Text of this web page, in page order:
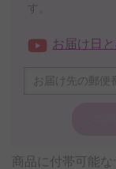
す。
お届け日
商品に付帯可能な